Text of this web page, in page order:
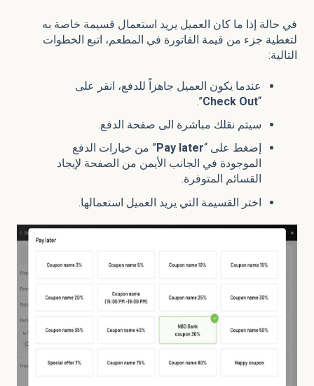
في حالة إذا ما كان العميل يريد استعمال قسيمة خاصة به
لتغطية جزء من قيمة الفاتورة في المطعم، اتبع الخطوات
التالية:
عندما يكون العميل جاهزاً للدفع، انقر على
“
Check Out
”.
سيتم نقلك مباشرة الى صفحة الدفع.
إضغط على “
Pay later
” من خيارات الدفع
الموجودة في الجانب الأيمن من الصفحة لإيجاد
القسائم المتوفرة.
اختر القسيمة التي يريد العميل استعمالها.